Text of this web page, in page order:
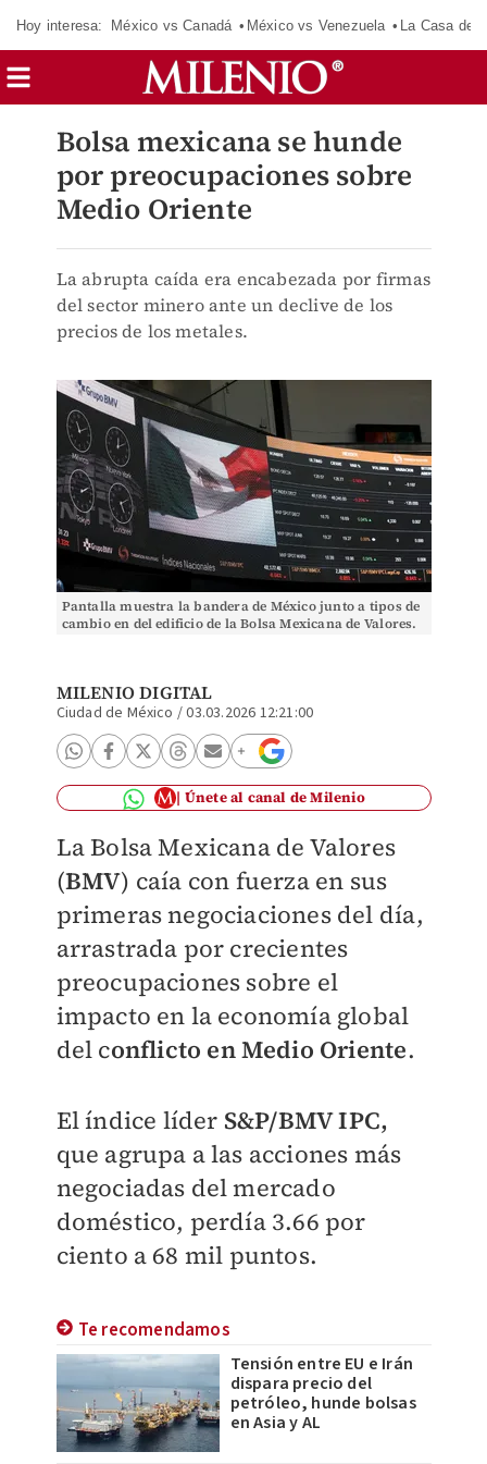
Hoy interesa: México vs Canadá México vs Venezuela La Casa de
Bolsa mexicana se hunde
por preocupaciones sobre
Medio Oriente
La abrupta caída era encabezada por firmas
del sector minero ante un declive de los
precios de los metales.
Pantalla muestra la bandera de México junto a tipos de
cambio en del edificio de la Bolsa Mexicana de Valores.
MILENIO DIGITAL
Ciudad de México /03.03.2026 12:21:00
Únete al canal de Milenio
La Bolsa Mexicana de Valores
(BMV) caía con fuerza en sus
primeras negociaciones del día,
arrastrada por crecientes
preocupaciones sobre el
impacto en la economía global
del conflicto en Medio Oriente.
El índice líder S&P/BMV IPC,
que agrupa a las acciones más
negociadas del mercado
doméstico, perdía 3.66 por
ciento a 68 mil puntos.
Te recomendamos
Tensión entre EU e Irán
dispara precio del
petróleo, hunde bolsas
en Asia y AL